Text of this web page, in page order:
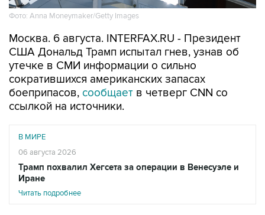
Фото: Anna Moneymaker/Getty Images
Москва. 6 августа. INTERFAX.RU - Президент
США Дональд Трамп испытал гнев, узнав об
утечке в СМИ информации о сильно
сократившихся американских запасах
боеприпасов, сообщает в четверг CNN со
ссылкой на источники.
В МИРЕ
06 августа 2026
Трамп похвалил Хегсета за операции в Венесуэле и
Иране
Читать подробнее